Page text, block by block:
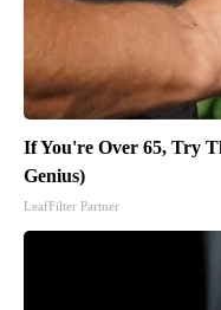
If You're Over 65, Try
Genius)
LeafFilter Partner